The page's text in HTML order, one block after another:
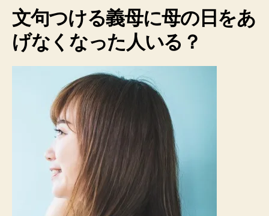
文句つける義母に母の日をあ
げなくなった人いる？